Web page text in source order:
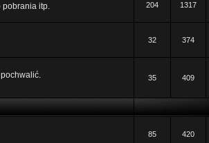
pobrania itp. 204 1317
32 374
35 409
85 420